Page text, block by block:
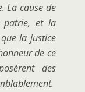
La cause de
patrie, et la
la justice
de ce
des